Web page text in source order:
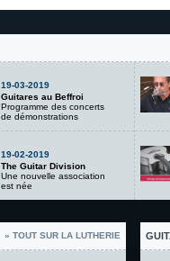
19-03-2019
Guitares au Beffroi
Programme des concerts
de démonstrations
19-02-2019
The Guitar Division
Une nouvelle association
est née
» TOUT SUR LA LUTHERIE